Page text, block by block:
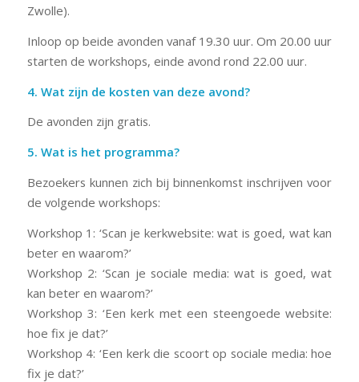
Zwolle).
Inloop op beide avonden vanaf 19.30 uur. Om 20.00 uur
starten de workshops, einde avond rond 22.00 uur.
4. Wat zijn de kosten van deze avond?
De avonden zijn gratis.
5. Wat is het programma?
Bezoekers kunnen zich bij binnenkomst inschrijven voor
de volgende workshops:
Workshop 1: ‘Scan je kerkwebsite: wat is goed, wat kan
beter en waarom?’
Workshop 2: ‘Scan je sociale media: wat is goed, wat
kan beter en waarom?’
Workshop 3: ‘Een kerk met een steengoede website:
hoe fix je dat?’
Workshop 4: ‘Een kerk die scoort op sociale media: hoe
fix je dat?’